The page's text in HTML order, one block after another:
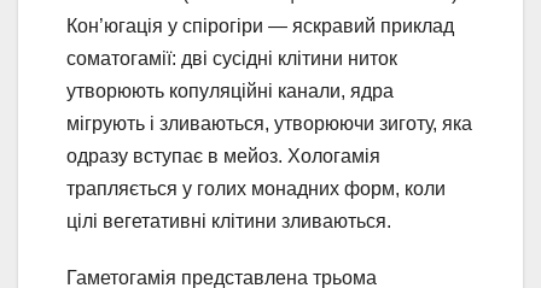
Кон’югація у спірогіри — яскравий приклад
соматогамії: дві сусідні клітини ниток
утворюють копуляційні канали, ядра
мігрують і зливаються, утворюючи зиготу, яка
одразу вступає в мейоз. Хологамія
трапляється у голих монадних форм, коли
цілі вегетативні клітини зливаються.
Гаметогамія представлена трьома